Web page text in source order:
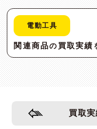
電動工具
関連商品の 買取実績
買取